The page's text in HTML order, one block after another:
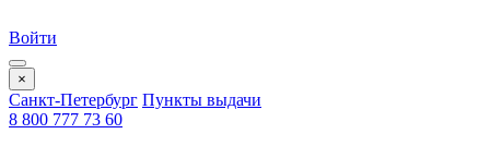
Войти
×
Санкт-Петербург Пункты выдачи
8 800 777 73 60